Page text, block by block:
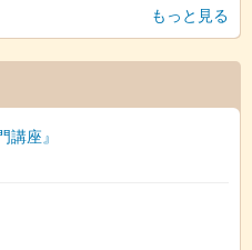
もっと見る
講座』